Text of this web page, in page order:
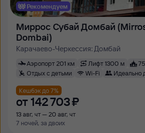
Рекомендуем
Миррос Субай Домбай
Dombai)
Карачаево-Черкессия: Домбай
Аэропорт 201 км Лифт 1300 м
Отдых с детьми
Wi-Fi Идеально
Кешбэк до 7%
от 142 ⁠703 ⁠₽
13 авг, чт — 20 авг, чт
7 ночей, за двоих